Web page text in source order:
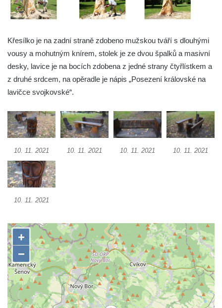
Socha Beruška v ZOO Hluboká
Socha Vážka v ZOO Hluboká
Flamingo trůn v ZOO Hluboká
Lavička Kůň Převalského v ZOO Hluboká
Lysá nad Labem, barokní město Šporkovo
Socha Opičákovník v ZOO Hluboká
Socha Roháč v ZOO Hluboká
Socha Mystik v ZOO Hluboká
Socha Jana Valeria Jirsíka u Černé věže v
Českých Budějovicích
Socha Krista klesajícího pod křížem u
Budějovicích
Socha svatého Jana Nepomuckého u
kostela svaté Rodiny v Českých
Budějovicích
Socha S tebou v parku na Senovážném
náměstí v Českých Budějovicích
Křesílko je na zadní straně zdobeno mužskou tváří s dlouhými
vousy a mohutným knírem, stolek je ze dvou špalků a masivní
desky, lavice je na bocích zdobena z jedné strany čtyřlístkem a
z druhé srdcem, na opěradle je nápis „Posezení královské na
lavičce svojkovské“.
10. 11. 2021 10. 11. 2021 10. 11. 2021 10. 11. 2021
10. 11. 2021